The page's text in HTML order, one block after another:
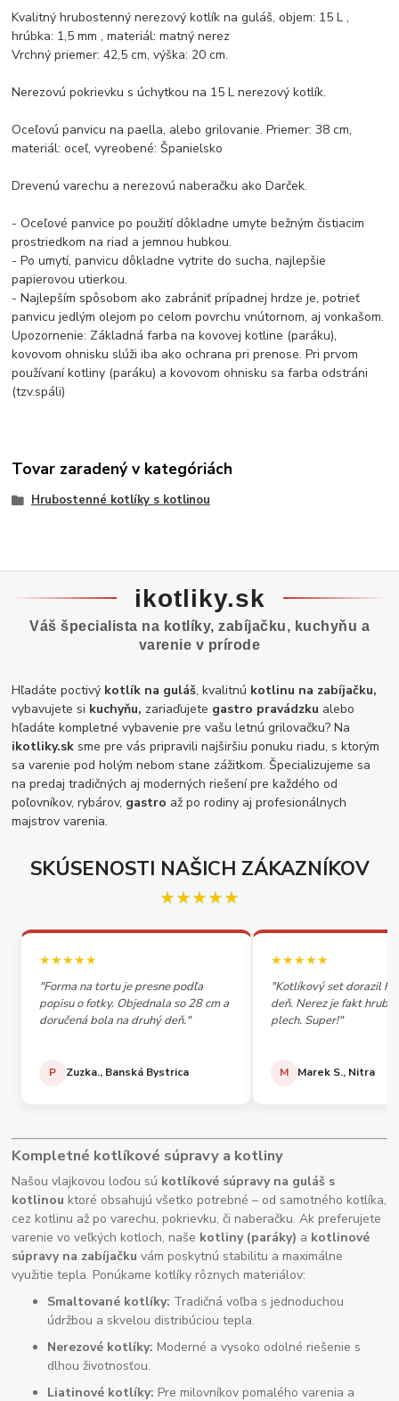
Kvalitný hrubostenný nerezový kotlík na guláš, objem: 15 L ,
hrúbka: 1,5 mm , materiál: matný nerez
Vrchný priemer: 42,5 cm, výška: 20 cm.
Nerezovú pokrievku s úchytkou na 15 L nerezový kotlík.
Oceľovú panvicu na paella, alebo grilovanie. Priemer: 38 cm,
materiál: oceľ, vyreobené: Španielsko
Drevenú varechu a nerezovú naberačku ako Darček.
- Oceľové panvice po použití dôkladne umyte bežným čistiacim
prostriedkom na riad a jemnou hubkou.
- Po umytí, panvicu dôkladne vytrite do sucha, najlepšie
papierovou utierkou.
- Najlepším spôsobom ako zabrániť prípadnej hrdze je, potrieť
panvicu jedlým olejom po celom povrchu vnútornom, aj vonkašom.
Upozornenie: Základná farba na kovovej kotline (paráku),
kovovom ohnisku slúži iba ako ochrana pri prenose. Pri prvom
používaní kotliny (paráku) a kovovom ohnisku sa farba odstráni
(tzv.spáli)
Tovar zaradený v kategóriách
Hrubostenné kotlíky s kotlinou
ikotliky.sk
Váš špecialista na kotlíky, zabíjačku, kuchyňu a
varenie v prírode
Hľadáte poctivý kotlík na guláš, kvalitnú kotlinu na zabíjačku,
vybavujete si kuchyňu, zariaďujete gastro pravádzku alebo
hľadáte kompletné vybavenie pre vašu letnú grilovačku? Na
ikotliky.sk sme pre vás pripravili najširšiu ponuku riadu, s ktorým
sa varenie pod holým nebom stane zážitkom. Špecializujeme sa
na predaj tradičných aj moderných riešení pre každého od
poľovníkov, rybárov, gastro až po rodiny aj profesionálnych
majstrov varenia.
SKÚSENOSTI NAŠICH ZÁKAZNÍKOV
★★★★★
★★★★★
"Forma na tortu je presne podľa
popisu o fotky. Objednala so 28 cm a
doručená bola na druhý deň."
P Zuzka., Banská Bystrica
★★★★★
"Kotlíkový set dorazil
deň. Nerez je fakt
plech. Super!"
M Marek S., Nitra
Kompletné kotlíkové súpravy a kotliny
Našou vlajkovou loďou sú kotlíkové súpravy na guláš s
kotlinou ktoré obsahujú všetko potrebné – od samotného kotlíka,
cez kotlinu až po varechu, pokrievku, či naberačku. Ak preferujete
varenie vo veľkých kotloch, naše kotliny (paráky) a kotlinové
súpravy na zabíjačku vám poskytnú stabilitu a maximálne
využitie tepla. Ponúkame kotlíky rôznych materiálov:
Smaltované kotlíky: Tradičná voľba s jednoduchou
údržbou a skvelou distribúciou tepla.
Nerezové kotlíky: Moderné a vysoko odolné riešenie s
dlhou životnosťou.
Liatinové kotlíky: Pre milovníkov pomalého varenia a